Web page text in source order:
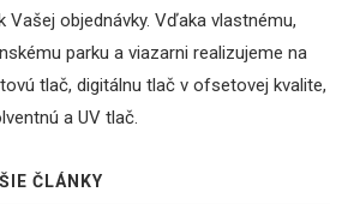
Vašej objednávky. Vďaka vlastnému,
parku a viazarni realizujeme na
tlač, digitálnu tlač v ofsetovej kvalite,
a UV tlač.
ČLÁNKY